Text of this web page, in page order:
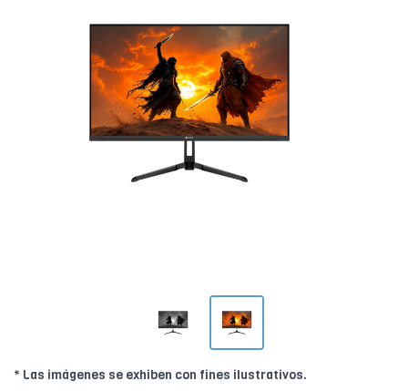
* Las imágenes se exhiben con fines ilustrativos.